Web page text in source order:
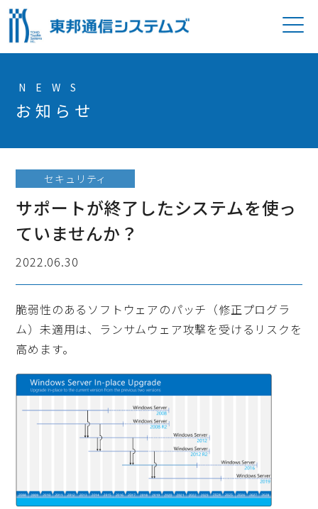
NEWS
お知らせ
セキュリティ
サポートが終了したシステムを使っ
ていませんか？
2022.06.30
脆弱性のあるソフトウェアのパッチ（修正プログラ
ム）未適用は、ランサムウェア攻撃を受けるリスクを
高めます。